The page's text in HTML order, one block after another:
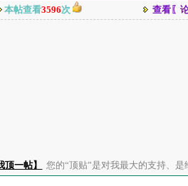
本帖查看3596次 查看〖
顶一帖】 您的“顶贴”是对我最大的支持、